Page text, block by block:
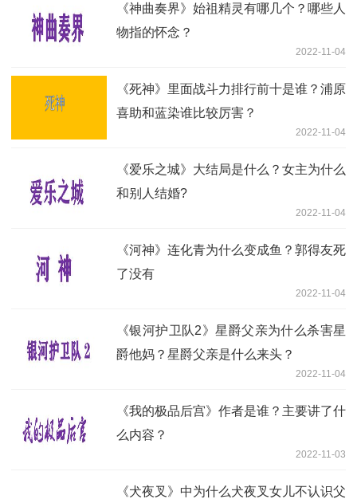
《神曲奏界》始祖精灵有哪几个？哪些人
物指的怀念？
2022-11-04
《死神》里面战斗力排行前十是谁？浦原
喜助和蓝染谁比较厉害？
2022-11-04
《爱乐之城》大结局是什么？女主为什么
和别人结婚?
2022-11-04
《河神》连化青为什么变成鱼？郭得友死
了没有
2022-11-04
《银河护卫队2》星爵父亲为什么杀害星
爵他妈？星爵父亲是什么来头？
2022-11-04
《我的极品后宫》作者是谁？主要讲了什
么内容？
2022-11-03
《犬夜叉》中为什么犬夜叉女儿不认识父